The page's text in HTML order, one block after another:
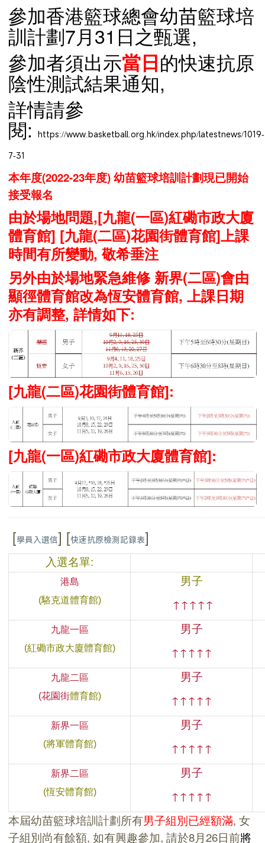
參加香港籃球總會幼苗籃球培
訓計劃7月31日之甄選,
參加者須出示當日的快速抗原
陰性測試結果通知,
詳情請參
閱:https://www.basketball.org.hk/index.php/latestnews/1019-
7-31
本年度(2022-23年度) 幼苗籃球培訓計劃現已開始
接受報名
由於場地問題,[九龍(一區)紅磡市政大廈
體育館] [九龍(二區)花園街體育館]上課
時間有所變動, 敬希垂注
另外由於場地緊急維修 新界(二區)會由
顯徑體育館改為恆安體育館, 上課日期
亦有調整, 詳情如下:
[九龍(二區)花園街體育館]:
[九龍(一區)紅磡市政大廈體育館]:
[學員入選信] [快速抗原檢測記錄表]
入選名單:
港島
(駱克道體育館)
男子
↑↑↑↑↑
九龍一區
(紅磡市政大廈體育館)
男子
↑↑↑↑↑
九龍二區
(花園街體育館)
男子
↑↑↑↑↑
新界一區
(將軍體育館)
男子
↑↑↑↑↑
新界二區
(恆安體育館)
男子
↑↑↑↑↑
本屆幼苗籃球培訓計劃所有男子組別已經額滿, 女
子組別尚有餘額, 如有興趣參加, 請於8月26日前將